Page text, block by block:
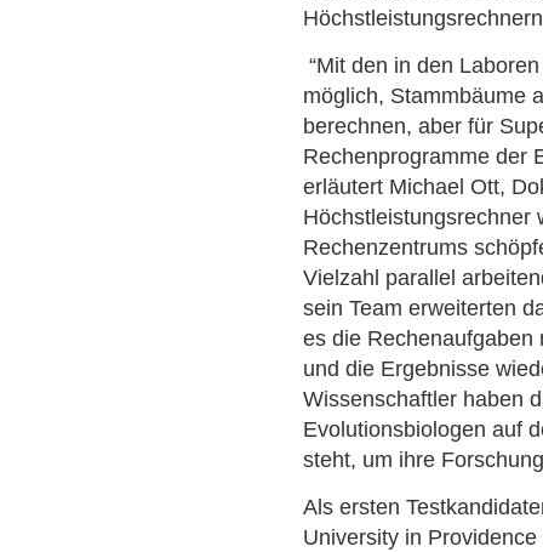
“Mit den in den
möglich, Stammbäume
berechnen, aber für
Rechenprogramme der
erläutert Michael Ott,
Höchstleistungsrechner
Rechenzentrums
Vielzahl parallel
sein Team erweiterten
es die
und die Ergebnisse
Wissenschaftler haben
Evolutionsbiologen auf
steht, um ihre
Als ersten
University in